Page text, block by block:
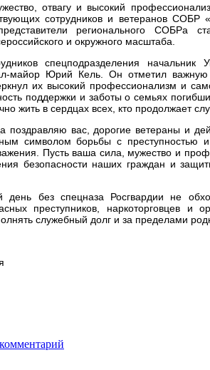
отвагу и высокий
сотрудников и ветеранов СОБР
регионального СОБРа
и окружного масштаба.
спецподразделения
майор Юрий Кель. Он отметил
их высокий профессионализм и
поддержки и заботы о семьях
жить в сердцах всех, кто продолжает
поздравляю вас, дорогие ветераны и
символом борьбы с
Пусть ваша сила, мужество и
безопасности наших граждан и
день без спецназа Росгвардии не
преступников, наркоторговцев и
служебный долг и за пределами